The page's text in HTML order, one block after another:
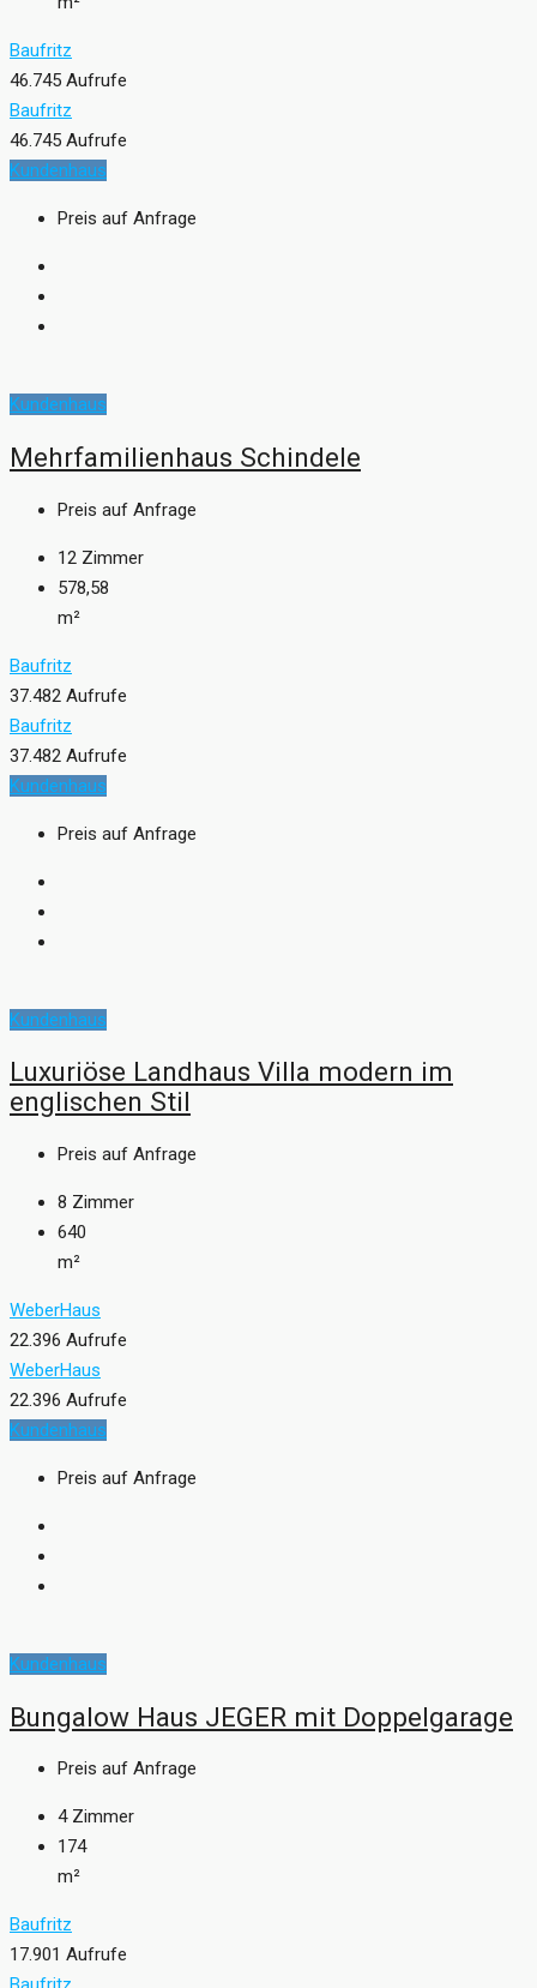
Baufritz
46.745 Aufrufe
Baufritz
46.745 Aufrufe
Kundenhaus
Preis auf Anfrage
Kundenhaus
Mehrfamilienhaus Schindele
Preis auf Anfrage
12 Zimmer
578,58
m²
Baufritz
37.482 Aufrufe
Baufritz
37.482 Aufrufe
Kundenhaus
Preis auf Anfrage
Kundenhaus
Luxuriöse Landhaus Villa modern im
englischen Stil
Preis auf Anfrage
8 Zimmer
640
m²
WeberHaus
22.396 Aufrufe
WeberHaus
22.396 Aufrufe
Kundenhaus
Preis auf Anfrage
Kundenhaus
Bungalow Haus JEGER mit Doppelgarage
Preis auf Anfrage
4 Zimmer
174
m²
Baufritz
17.901 Aufrufe